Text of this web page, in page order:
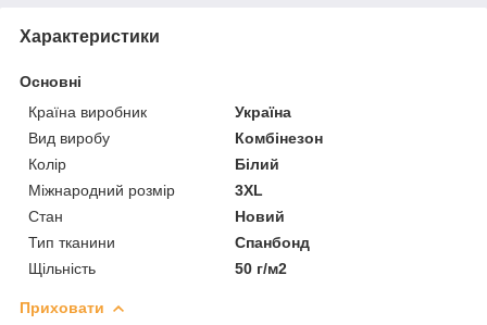
Характеристики
Основні
Країна виробник
Україна
Вид виробу
Комбінезон
Колір
Білий
Міжнародний розмір
3XL
Стан
Новий
Тип тканини
Спанбонд
Щільність
50 г/м2
Приховати